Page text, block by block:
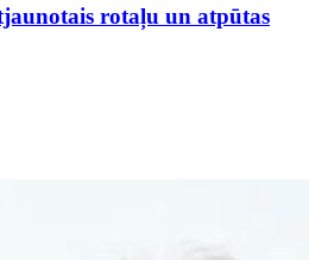
rotaļu un atpūtas